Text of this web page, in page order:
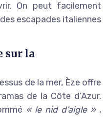
On peut facilement
escapades italiennes
sur la
de la mer, Èze offre
de la Côte d’Azur.
« le nid d’aigle » ,